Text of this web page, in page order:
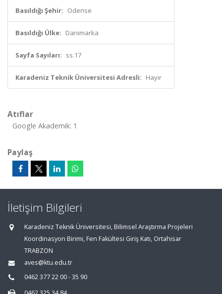
Basıldığı Şehir: Odense
Basıldığı Ülke: Danimarka
Sayfa Sayıları: ss.17
Karadeniz Teknik Üniversitesi Adresli: Hayır
Atıflar
Google Akademik: 1
Paylaş
İletişim Bilgileri
Karadeniz Teknik Üniversitesi, Bilimsel Araştırma Projeleri
Koordinasyon Birimi, Fen Fakültesi Giriş Katı, Ortahisar
TRABZON
aves@ktu.edu.tr
0462 377 22 00 - 35 90